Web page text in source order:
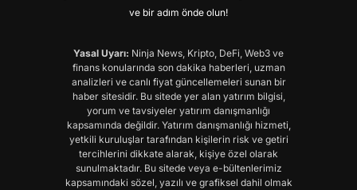
ve bir adım önde olun!
Yasal Uyarı: Ninja News, Kripto, DeFi, Web3 ve
finans konularında son dakika haberleri, uzman
analizleri ve canlı fiyat güncellemeleri sunan bir
haber sitesidir. Bu sitede yer alan yatırım bilgisi,
yorum ve tavsiyeler yatırım danışmanlığı
kapsamında değildir. Yatırım danışmanlığı hizmeti,
yetkili kuruluşlar tarafından kişilerin risk ve getiri
tercihlerini dikkate alarak, kişiye özel olarak
sunulmaktadır. Bu sitede veya e-bültenlerimiz
kapsamındaki sözel, yazılı ve grafiksel dahil olmak